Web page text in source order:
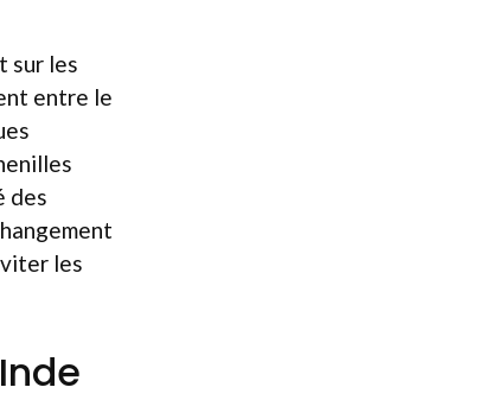
sur les
entre le
des
les